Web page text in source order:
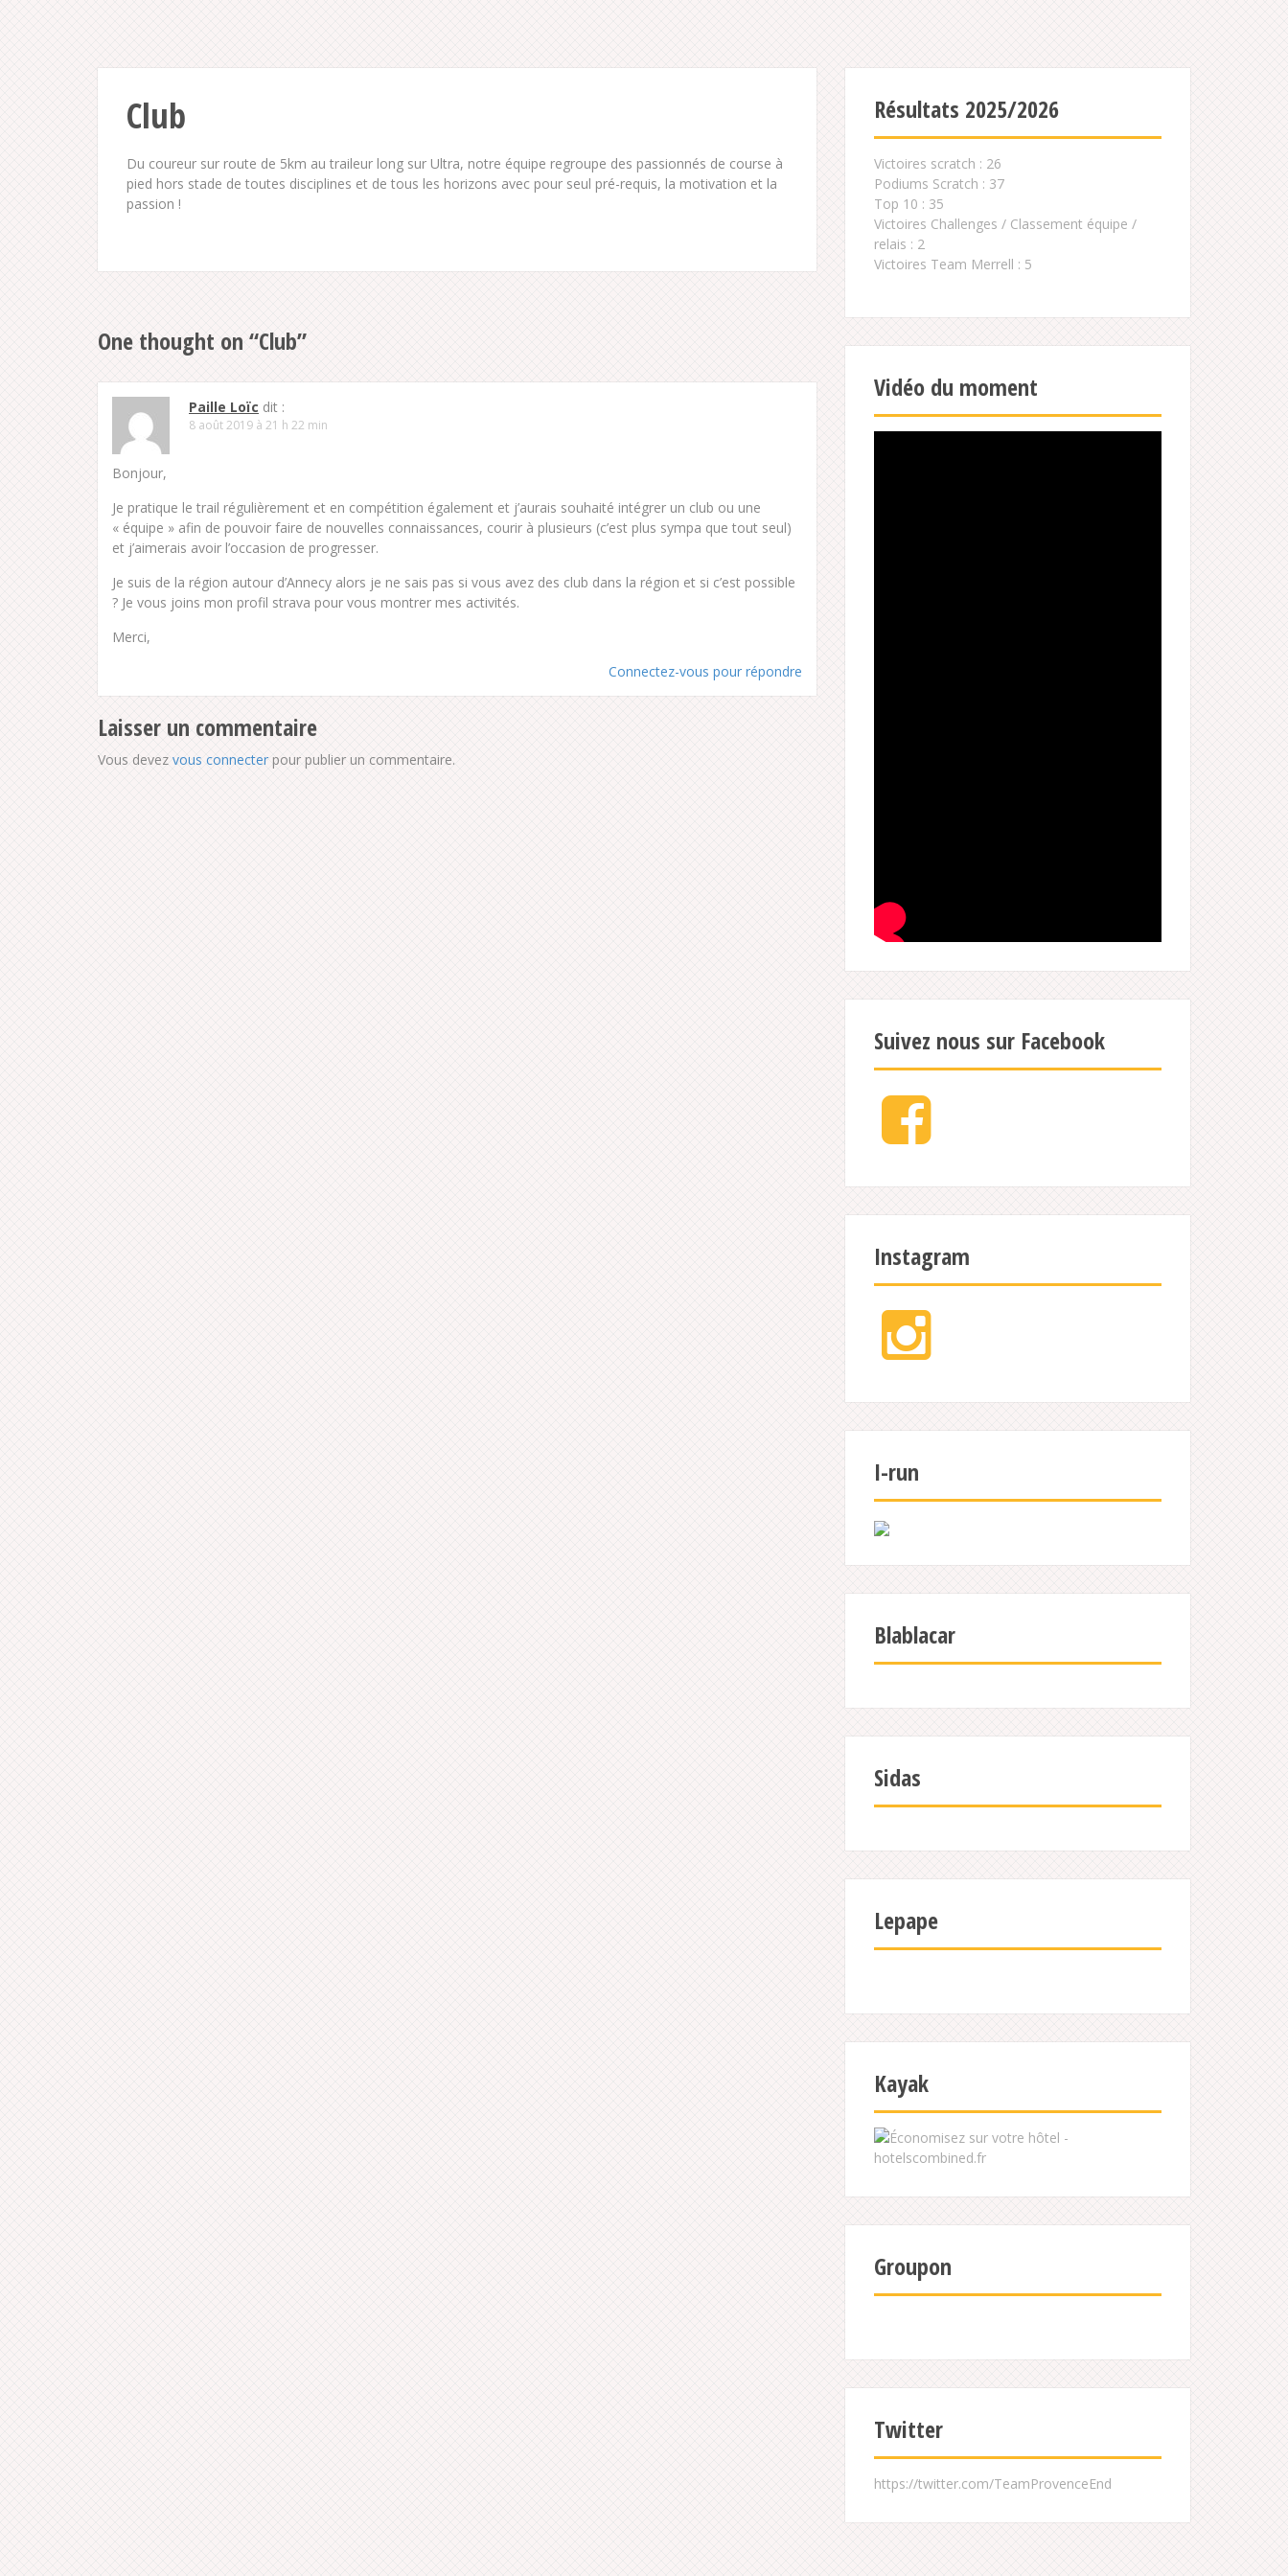
Club
Du coureur sur route de 5km au traileur long sur Ultra, notre équipe regroupe des passionnés de course à
pied hors stade de toutes disciplines et de tous les horizons avec pour seul pré-requis, la motivation et la
passion !
One thought on “Club”
Paille Loïc dit :
8 août 2019 à 21 h 22 min
Bonjour,
Je pratique le trail régulièrement et en compétition également et j’aurais souhaité intégrer un club ou une
« équipe » afin de pouvoir faire de nouvelles connaissances, courir à plusieurs (c’est plus sympa que tout seul)
et j’aimerais avoir l’occasion de progresser.
Je suis de la région autour d’Annecy alors je ne sais pas si vous avez des club dans la région et si c’est possible
? Je vous joins mon profil strava pour vous montrer mes activités.
Merci,
Connectez-vous pour répondre
Laisser un commentaire
Vous devez vous connecter pour publier un commentaire.
Résultats 2025/2026
Victoires scratch : 26
Podiums Scratch : 37
Top 10 : 35
Victoires Challenges / Classement équipe /
relais : 2
Victoires Team Merrell : 5
Vidéo du moment
Suivez nous sur Facebook
Facebook
Instagram
Instagram
I-run
Blablacar
Sidas
Lepape
Kayak
Groupon
Twitter
https://twitter.com/TeamProvenceEnd